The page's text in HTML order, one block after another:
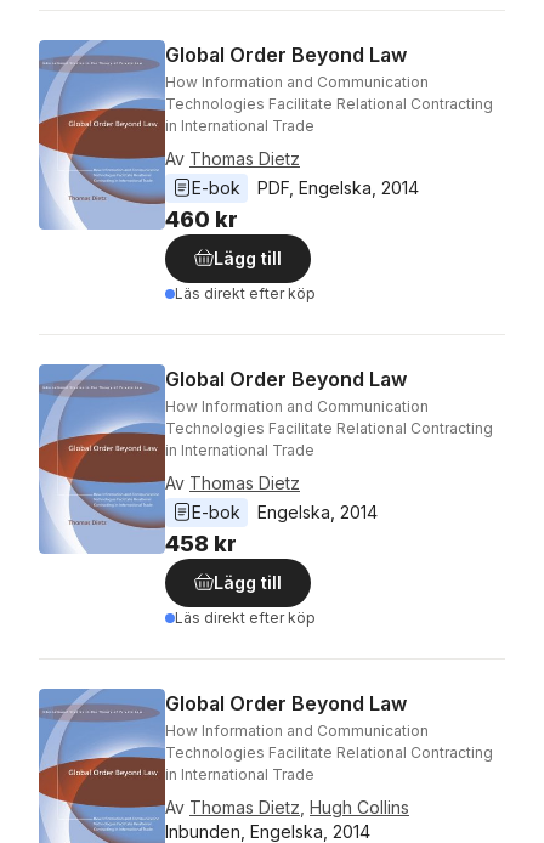
Global Order Beyond Law
How Information and Communication
Technologies Facilitate Relational Contracting
in International Trade
Av Thomas Dietz
E-bok
PDF Engelska 2014
460 kr
Lägg till
Läs direkt efter köp
Global Order Beyond Law
How Information and Communication
Technologies Facilitate Relational Contracting
in International Trade
Av Thomas Dietz
E-bok
Engelska 2014
458 kr
Lägg till
Läs direkt efter köp
Global Order Beyond Law
How Information and Communication
Technologies Facilitate Relational Contracting
in International Trade
Av Thomas Dietz Hugh Collins
Inbunden, Engelska, 2014